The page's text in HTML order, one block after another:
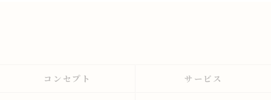
コンセプト サービス